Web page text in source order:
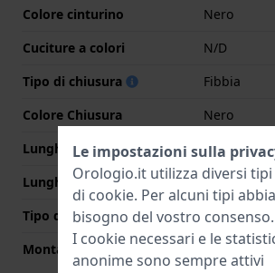
Colore cinturino
Nero
Cuciture a colori
N/D
Tipo di chiusura
Fibbia
Colore Chiusura
Nero
Lunghezza Parte Superiore
80 mm
Lunghezza Parte Inferiore
120 mm
Tipo di montatura
Perni a molla
Montatura dritta
Si
Le impostazioni sulla
Orologio.it utilizza diversi tipi
di cookie. Per alcuni tipi
bisogno del vostro consenso.
I cookie necessari e le
anonime sono sempre attivi